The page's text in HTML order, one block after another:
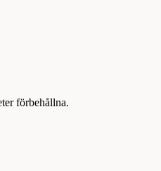
förbehållna.